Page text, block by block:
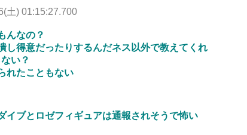
土) 01:15:27.700
んなの？
し得意だったりするんだネス以外で教えてくれ
い？
れたこともない
イブとロゼフィギュアは通報されそうで怖い